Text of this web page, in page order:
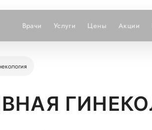
Врачи Услуги Цены Акции